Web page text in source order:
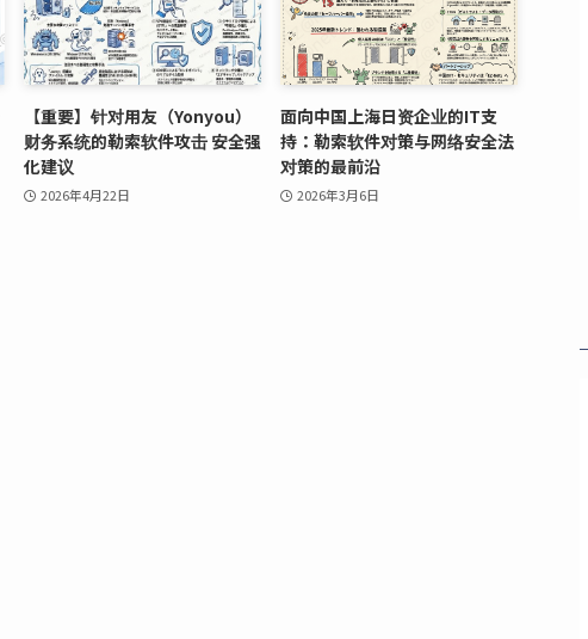
【重要】针对用友（Yonyou）
财务系统的勒索软件攻击 安全强
化建议
2026年4月22日
面向中国上海日资企业的IT支
持：勒索软件对策与网络安全法
对策的最前沿
2026年3月6日